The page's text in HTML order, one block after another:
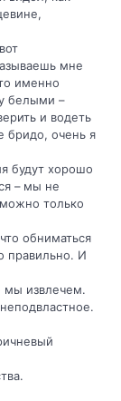
мне
именно
белыми –
и водеть
бридо, очень я
будут хорошо
– мы не
только
обниматься
правильно. И
мы извлечем.